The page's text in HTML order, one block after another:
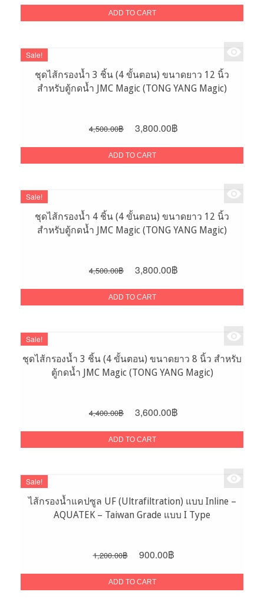
was:
ADD TO CART
Sale!
ชุดไส้กรองน้ำ 3 ชิ้น (4 ขั้นตอน) ขนาดยาว 12 นิ้ว
สำหรับตู้กดน้ำ JMC Magic (TONG YANG Magic)
4,500.00฿
Original
was:
3,800.00฿
ADD TO CART
Sale!
ชุดไส้กรองน้ำ 4 ชิ้น (4 ขั้นตอน) ขนาดยาว 12 นิ้ว
สำหรับตู้กดน้ำ JMC Magic (TONG YANG Magic)
4,500.00฿
Original
was:
3,800.00฿
ADD TO CART
Sale!
ชุดไส้กรองน้ำ 3 ชิ้น (4 ขั้นตอน) ขนาดยาว 8 นิ้ว สำหรับ
ตู้กดน้ำ JMC Magic (TONG YANG Magic)
4,400.00฿
Original
was:
3,600.00฿
ADD TO CART
Sale!
ไส้กรองน้ำแคปซูล UF (Ultrafiltration) แบบ Inline –
AQUATEK – Taiwan Grade แบบ I Type
1,200.00฿
Original
was:
900.00฿
ADD TO CART